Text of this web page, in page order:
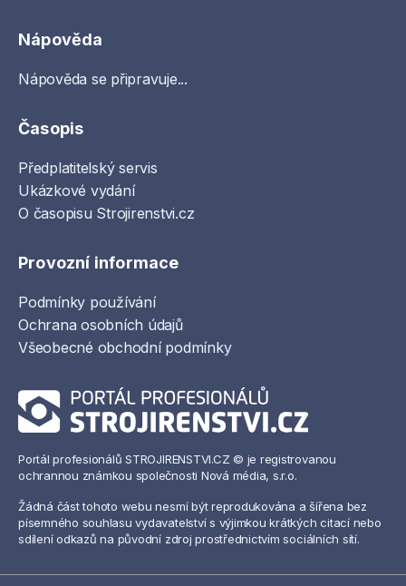
Nápověda
Nápověda se připravuje...
Časopis
Předplatitelský servis
Ukázkové vydání
O časopisu Strojirenstvi.cz
Provozní informace
Podmínky používání
Ochrana osobních údajů
Všeobecné obchodní podmínky
Portál profesionálů STROJIRENSTVI.CZ © je registrovanou
ochrannou známkou společnosti Nová média, s.r.o.
Žádná část tohoto webu nesmí být reprodukována a šířena bez
písemného souhlasu vydavatelství s výjimkou krátkých citací nebo
sdílení odkazů na původní zdroj prostřednictvím sociálních sítí.